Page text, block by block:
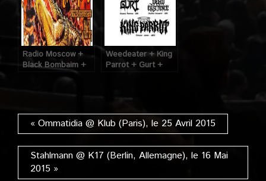
Radio Moscow +
Black Bombaim +
Black Willows @
Weedeater + King
Parrot + Gurt +
10 Mars 2015
« Ommatidia @ Klub (Paris), le 25 Avril 2015
Stahlmann @ K17 (Berlin, Allemagne), le 16 Mai
2015 »